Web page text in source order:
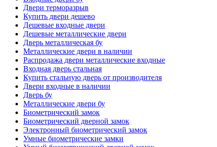
Двери терморазрыв
Купить двери дешево
Дешевые входные двери
Дешевые металлические двери
Дверь металлическая бу
Металлические двери в наличии
Распродажа двери металлические входные
Входная дверь стальная
Купить стальную дверь от производителя
Двери входные в наличии
Дверь бу
Металлические двери бу
Биометрический замок
Биометрический дверной замок
Электронный биометрический замок
Умные биометрические замки